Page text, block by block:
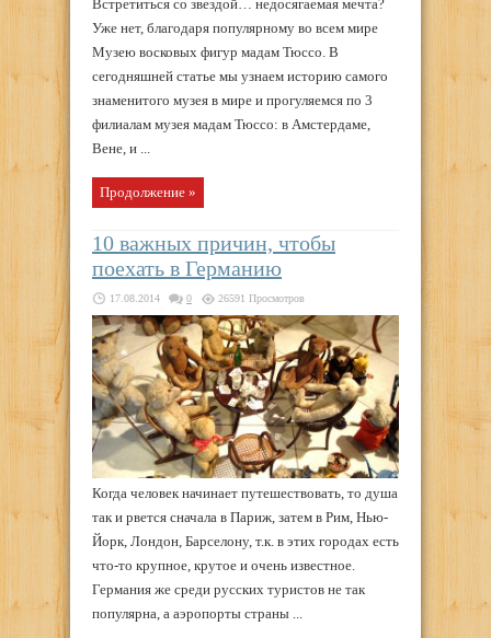
Встретиться со звездой… недосягаемая мечта?
Уже нет, благодаря популярному во всем мире
Музею восковых фигур мадам Тюссо. В
сегодняшней статье мы узнаем историю самого
знаменитого музея в мире и прогуляемся по 3
филиалам музея мадам Тюссо: в Амстердаме,
Вене, и ...
Продолжение »
10 важных причин, чтобы
поехать в Германию
17.08.2014 0 26591 Просмотров
Когда человек начинает путешествовать, то душа
так и рвется сначала в Париж, затем в Рим, Нью-
Йорк, Лондон, Барселону, т.к. в этих городах есть
что-то крупное, крутое и очень известное.
Германия же среди русских туристов не так
популярна, а аэропорты страны ...